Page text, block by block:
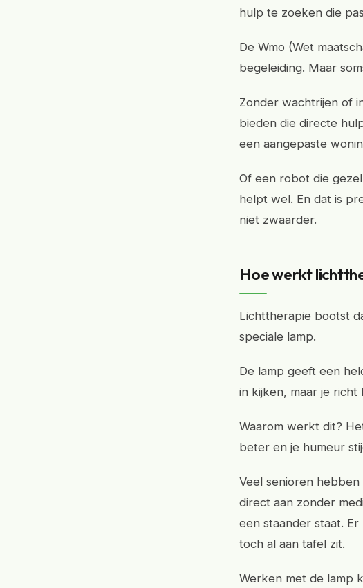
hulp te zoeken die
De Wmo (Wet
begeleiding. Maar
Zonder wachtrijen of
bieden die directe
een aangepaste
Of een robot die
helpt wel. En dat is
niet zwaarder.
Hoe werkt
Lichttherapie bootst
speciale lamp.
De lamp geeft een
in kijken, maar je
Waarom werkt dit?
beter en je humeur
Veel senioren
direct aan zonder
een staander staat.
toch al aan tafel zit.
Werken met de lamp